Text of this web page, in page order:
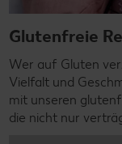
Glutenfreie
Wer auf Gluten
Vielfalt und
mit unseren
die nicht nur